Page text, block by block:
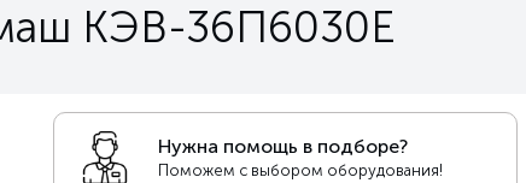
КЭВ-36П6030Е
Нужна помощь в подборе?
Поможем с выбором оборудования!